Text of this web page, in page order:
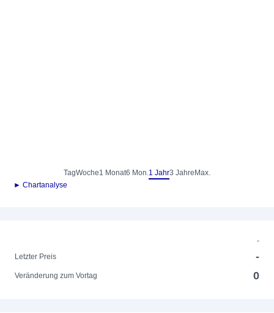
TagWoche1 Monat6 Mon.1 Jahr3 Jahre Max.
► Chartanalyse
-
Letzter Preis
-
Veränderung zum Vortag 0